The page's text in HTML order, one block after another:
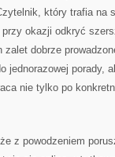
który trafia na
okazji odkryć
dobrze
jednorazowej porady,
nie tylko po
z powodzeniem